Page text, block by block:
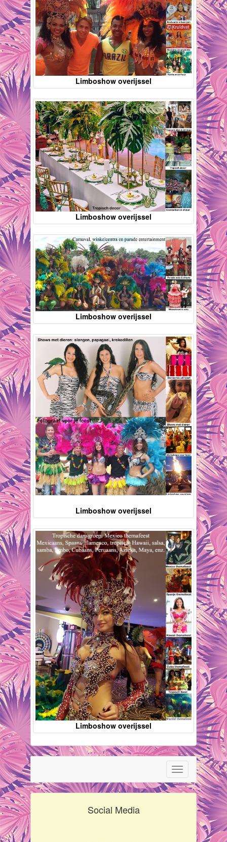
Limboshow overijssel
Limboshow overijssel
Limboshow overijssel
Limboshow overijssel
Limboshow overijssel
Toggle
navigation
Social Media